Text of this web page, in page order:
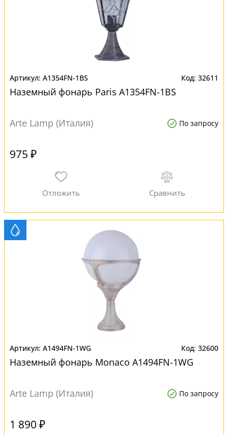
A1354FN-1BS 32611
Наземный фонарь Paris A1354FN-1BS
Arte Lamp (Италия) По запросу
975 ₽
A1494FN-1WG 32600
Наземный фонарь Monaco A1494FN-1WG
Arte Lamp (Италия) По запросу
1 890 ₽